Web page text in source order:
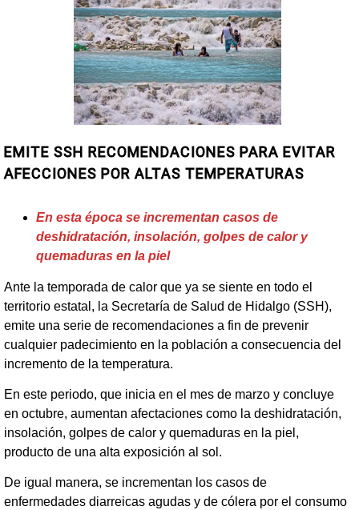
EMITE SSH RECOMENDACIONES PARA EVITAR
AFECCIONES POR ALTAS TEMPERATURAS
En esta época se incrementan casos de
deshidratación, insolación, golpes de calor y
quemaduras en la piel
Ante la temporada de calor que ya se siente en todo el
territorio estatal, la Secretaría de Salud de Hidalgo (SSH),
emite una serie de recomendaciones a fin de prevenir
cualquier padecimiento en la población a consecuencia del
incremento de la temperatura.
En este periodo, que inicia en el mes de marzo y concluye
en octubre, aumentan afectaciones como la deshidratación,
insolación, golpes de calor y quemaduras en la piel,
producto de una alta exposición al sol.
De igual manera, se incrementan los casos de
enfermedades diarreicas agudas y de cólera por el consumo